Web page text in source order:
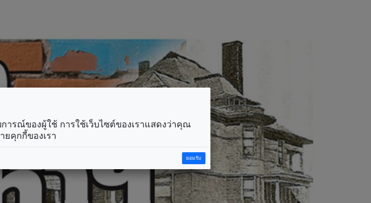
ารณ์ของผู้ใช้ การใช้เว็บไซต์ของเราแสดงว่าคุณ
คุกกี้ของเรา
ยอมรับ